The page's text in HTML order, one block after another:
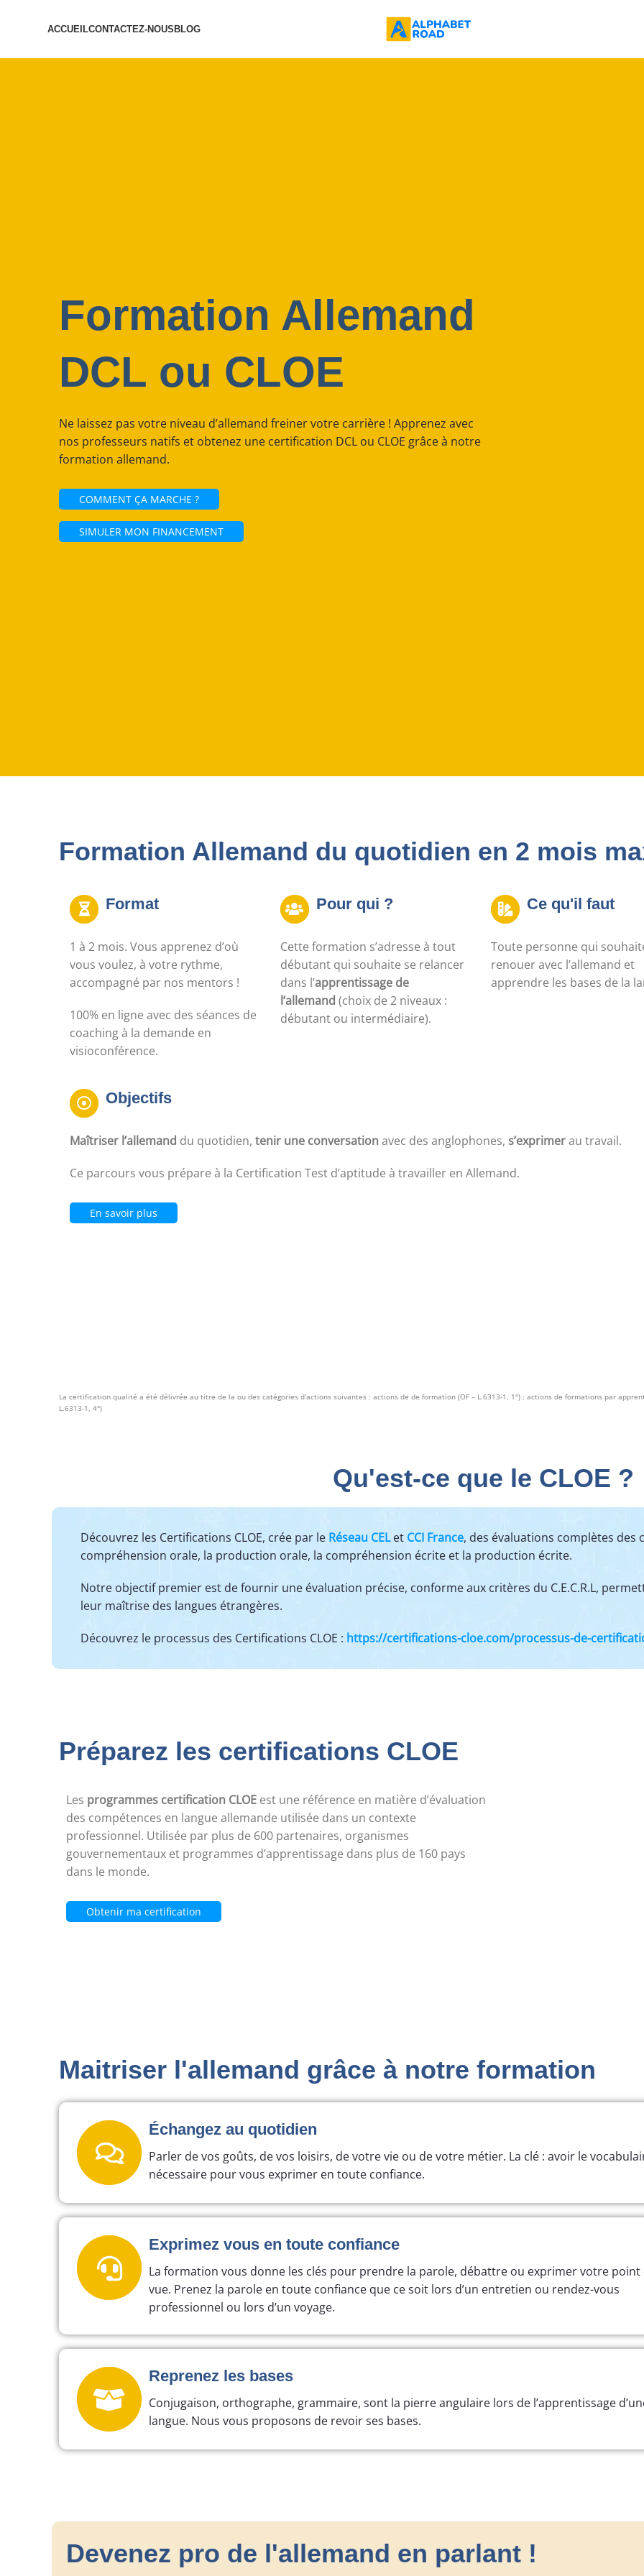
ACCUEILCONTACTEZ-NOUS BLOG
Formation Allemand
DCL ou CLOE
Ne laissez pas votre niveau d’allemand freiner votre carrière ! Apprenez avec
nos professeurs natifs et obtenez une certification DCL ou CLOE grâce à notre
formation allemand.
COMMENT ÇA MARCHE ?
SIMULER MON FINANCEMENT
Formation Allemand du quotidien en 2 mois
Format
1 à 2 mois. Vous apprenez d’où
vous voulez, à votre rythme,
accompagné par nos mentors !
100% en ligne avec des séances de
coaching à la demande en
visioconférence.
Pour qui ?
Cette formation s’adresse à tout
débutant qui souhaite se relancer
dans l’apprentissage de
l’allemand (choix de 2 niveaux :
débutant ou intermédiaire).
Ce qu'il faut
Toute personne qui
renouer avec l’allemand et
apprendre les bases de la
Objectifs
Maîtriser l’allemand du quotidien, tenir une conversationavec des anglophones, s’exprimerau travail.
Ce parcours vous prépare à la Certification Test d’aptitude à travailler en Allemand.
En savoir plus
La certification qualité a été délivrée au titre de la ou des catégories d’actions suivantes : actions de de formation (OF – L.6313-1, 1°) ; actions de formations par
L.6313-1, 4°)
Qu'est-ce que le CLOE ?
Découvrez les Certifications CLOE, crée par le Réseau CEL et CCI France, des évaluations complètes des
compréhension orale, la production orale, la compréhension écrite et la production écrite.
Notre objectif premier est de fournir une évaluation précise, conforme aux critères du C.E.C.R.L,
leur maîtrise des langues étrangères.
Découvrez le processus des Certifications CLOE : https://certifications-cloe.com/processus-de-
Préparez les certifications CLOE
Les programmes certification CLOE est une référence en matière d’évaluation
des compétences en langue allemande utilisée dans un contexte
professionnel. Utilisée par plus de 600 partenaires, organismes
gouvernementaux et programmes d’apprentissage dans plus de 160 pays
dans le monde.
Obtenir ma certification
Maitriser l'allemand grâce à notre formation
Échangez au quotidien
Parler de vos goûts, de vos loisirs, de votre vie ou de votre métier. La clé : avoir le
nécessaire pour vous exprimer en toute confiance.
Exprimez vous en toute confiance
La formation vous donne les clés pour prendre la parole, débattre ou exprimer votre point
vue. Prenez la parole en toute confiance que ce soit lors d’un entretien ou rendez-vous
professionnel ou lors d’un voyage.
Reprenez les bases
Conjugaison, orthographe, grammaire, sont la pierre angulaire lors de l’apprentissage
langue. Nous vous proposons de revoir ses bases.
Devenez pro de l'allemand en parlant !